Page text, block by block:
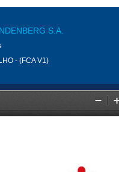
S.A.
- (FCA V1)